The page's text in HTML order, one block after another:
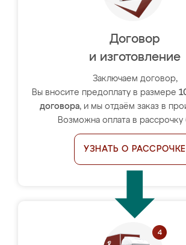
Договор
и изготовление
Заключаем договор,
Вы вносите предоплату в размере
договора, и мы отдаём заказ в
Возможна оплата в рассрочку
УЗНАТЬ О РАССРОЧКЕ